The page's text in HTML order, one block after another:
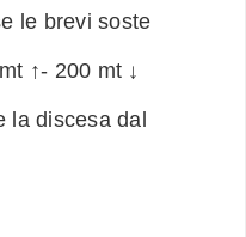
le brevi soste
↑- 200 mt ↓
la discesa dal